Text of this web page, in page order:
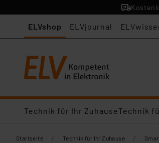
ELVshop ELVjournal
Technik für Ihr ZuhauseTechnik
Startseite / Technik für Ihr Zuhause /